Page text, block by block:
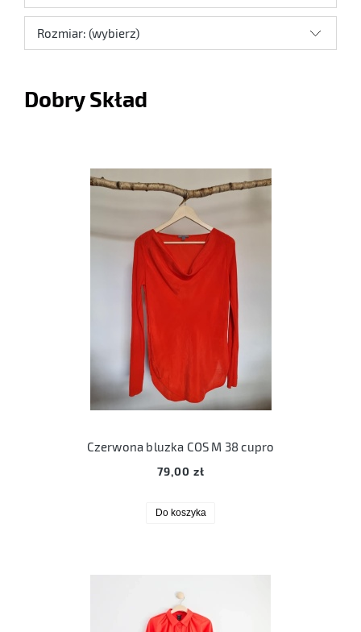
Rozmiar: (wybierz)
Dobry Skład
Czerwona bluzka COS M 38 cupro
79,00 zł
Do koszyka